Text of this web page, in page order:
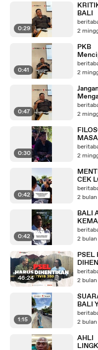
0:29
BALI
0:41
PKB
Di
0:47
PKB
0:30
BALI
0:42
CEK
PSEL
DAN
0:42
BALI
46:24
PSEL
1:15
BALI
AHLI